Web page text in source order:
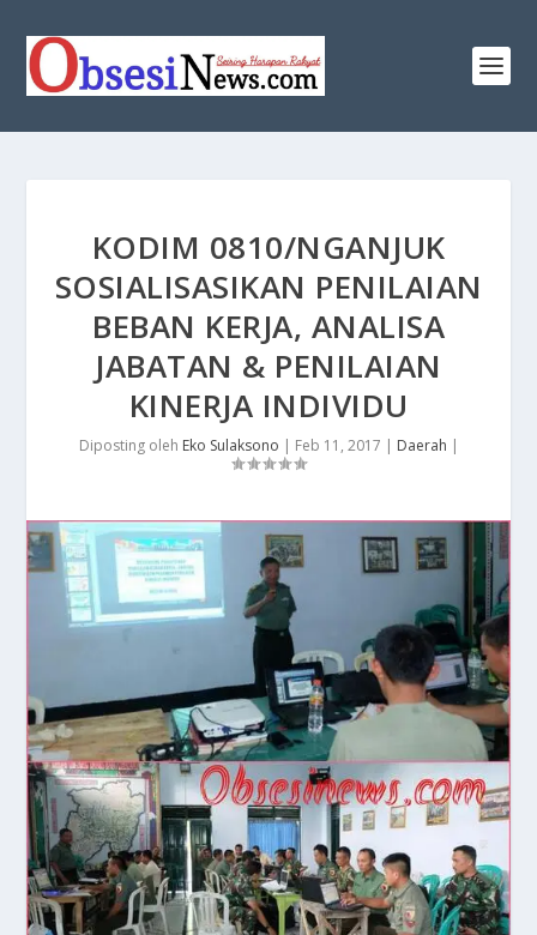
KODIM 0810/NGANJUK
SOSIALISASIKAN PENILAIAN
BEBAN KERJA, ANALISA
JABATAN & PENILAIAN
KINERJA INDIVIDU
Diposting oleh Eko Sulaksono | Feb 11, 2017 | Daerah |